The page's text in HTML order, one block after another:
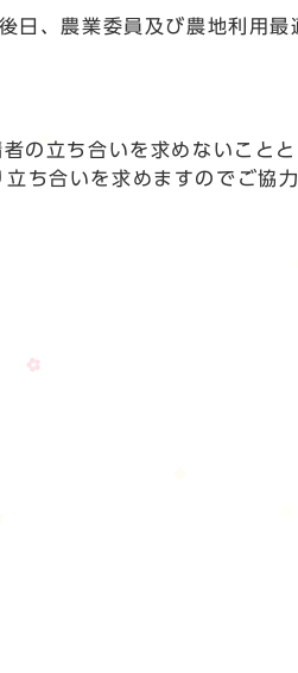
日、農業委員及び農地利用最
の立ち合いを求めないことと
ち合いを求めますのでご協